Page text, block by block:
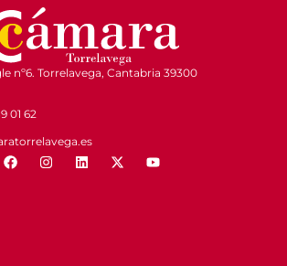
nº6. Torrelavega, Cantabria 39300
01 62